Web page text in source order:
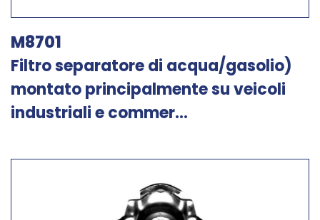
M8701
Filtro separatore di acqua/gasolio)
montato principalmente su veicoli
industriali e commer...